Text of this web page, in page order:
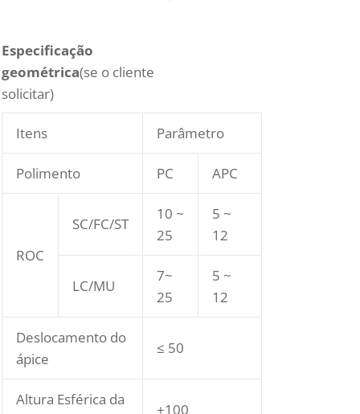
Especificação
geométrica(se o cliente
solicitar)
Itens Parâmetro
Polimento PC APC
ROC
SC/FC/ST
10 ~
25
5 ~
12
LC/MU
7~
25
5 ~
12
Deslocamento do
ápice
≤ 50
Altura Esférica da
±100